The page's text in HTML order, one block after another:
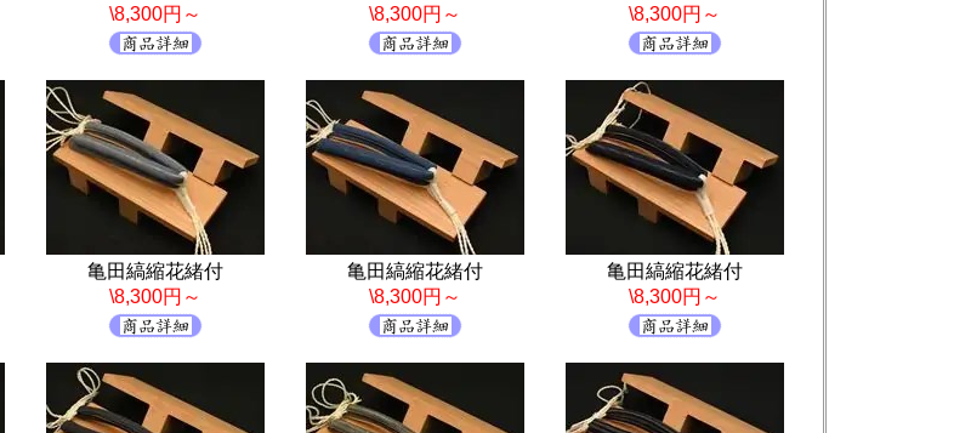
\8,300円～
\8,300円～
\8,300円～
亀田縞縮花緒付
\8,300円～
亀田縞縮花緒付
\8,300円～
亀田縞縮花緒付
\8,300円～